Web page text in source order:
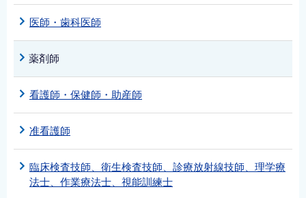
医師・歯科医師
薬剤師
看護師・保健師・助産師
准看護師
臨床検査技師、衛生検査技師、診療放射線技師、理学療
法士、作業療法士、視能訓練士